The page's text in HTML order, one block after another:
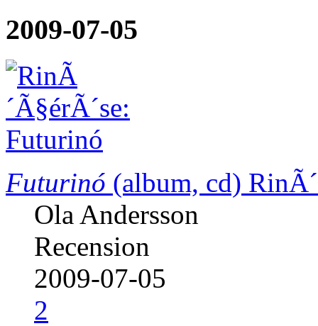
2009-07-05
Futurinó (album, cd)
Ola Andersson
Recension
2009-07-05
2